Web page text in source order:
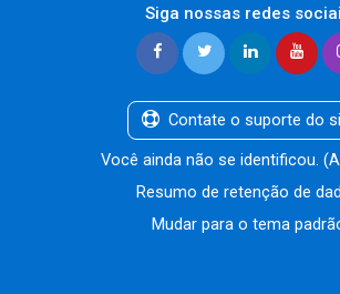
Siga nossas redes
Contate o suporte do
Você ainda não se identificou. (
Resumo de retenção de
Mudar para o tema